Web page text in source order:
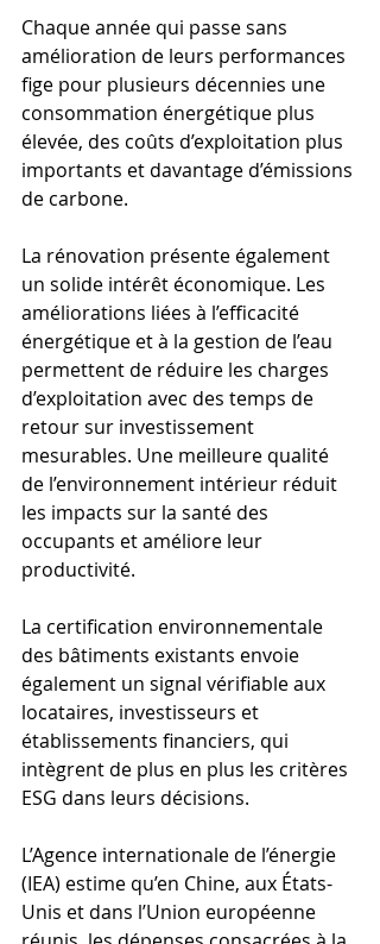
Chaque année qui passe sans
amélioration de leurs performances
fige pour plusieurs décennies une
consommation énergétique plus
élevée, des coûts d’exploitation plus
importants et davantage d’émissions
de carbone.
La rénovation présente également
un solide intérêt économique. Les
améliorations liées à l’efficacité
énergétique et à la gestion de l’eau
permettent de réduire les charges
d’exploitation avec des temps de
retour sur investissement
mesurables. Une meilleure qualité
de l’environnement intérieur réduit
les impacts sur la santé des
occupants et améliore leur
productivité.
La certification environnementale
des bâtiments existants envoie
également un signal vérifiable aux
locataires, investisseurs et
établissements financiers, qui
intègrent de plus en plus les critères
ESG dans leurs décisions.
L’Agence internationale de l’énergie
(IEA) estime qu’en Chine, aux États-
Unis et dans l’Union européenne